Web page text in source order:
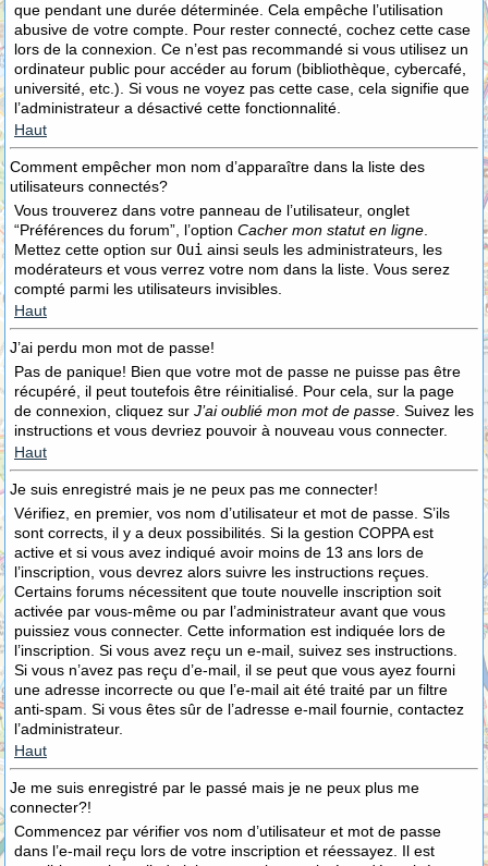
que pendant une durée déterminée. Cela empêche l’utilisation
abusive de votre compte. Pour rester connecté, cochez cette case
lors de la connexion. Ce n’est pas recommandé si vous utilisez un
ordinateur public pour accéder au forum (bibliothèque, cybercafé,
université, etc.). Si vous ne voyez pas cette case, cela signifie que
l’administrateur a désactivé cette fonctionnalité.
Haut
Comment empêcher mon nom d’apparaître dans la liste des
utilisateurs connectés?
Vous trouverez dans votre panneau de l’utilisateur, onglet
“Préférences du forum”, l’option Cacher mon statut en ligne
Mettez cette option sur Oui ainsi seuls les administrateurs, les
modérateurs et vous verrez votre nom dans la liste. Vous serez
compté parmi les utilisateurs invisibles.
Haut
J’ai perdu mon mot de passe!
Pas de panique! Bien que votre mot de passe ne puisse pas être
récupéré, il peut toutefois être réinitialisé. Pour cela, sur la page
de connexion, cliquez sur J’ai oublié mon mot de passe . Suivez les
instructions et vous devriez pouvoir à nouveau vous connecter.
Haut
Je suis enregistré mais je ne peux pas me connecter!
Vérifiez, en premier, vos nom d’utilisateur et mot de passe. S’ils
sont corrects, il y a deux possibilités. Si la gestion COPPA est
active et si vous avez indiqué avoir moins de 13 ans lors de
l’inscription, vous devrez alors suivre les instructions reçues.
Certains forums nécessitent que toute nouvelle inscription soit
activée par vous-même ou par l’administrateur avant que vous
puissiez vous connecter. Cette information est indiquée lors de
l’inscription. Si vous avez reçu un e-mail, suivez ses instructions.
Si vous n’avez pas reçu d’e-mail, il se peut que vous ayez fourni
une adresse incorrecte ou que l’e-mail ait été traité par un filtre
anti-spam. Si vous êtes sûr de l’adresse e-mail fournie, contactez
l’administrateur.
Haut
Je me suis enregistré par le passé mais je ne peux plus me
connecter?!
Commencez par vérifier vos nom d’utilisateur et mot de passe
dans l’e-mail reçu lors de votre inscription et réessayez. Il est